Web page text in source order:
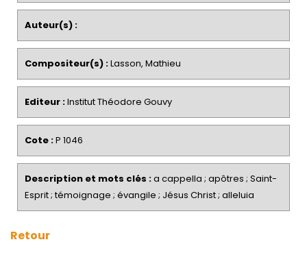
Auteur(s) :
Compositeur(s) :Lasson, Mathieu
Editeur :Institut Théodore Gouvy
Cote :P 1046
Description et mots clés :a cappella ; apôtres ; Saint-
Esprit ; témoignage ; évangile ; Jésus Christ ; alleluia
Retour